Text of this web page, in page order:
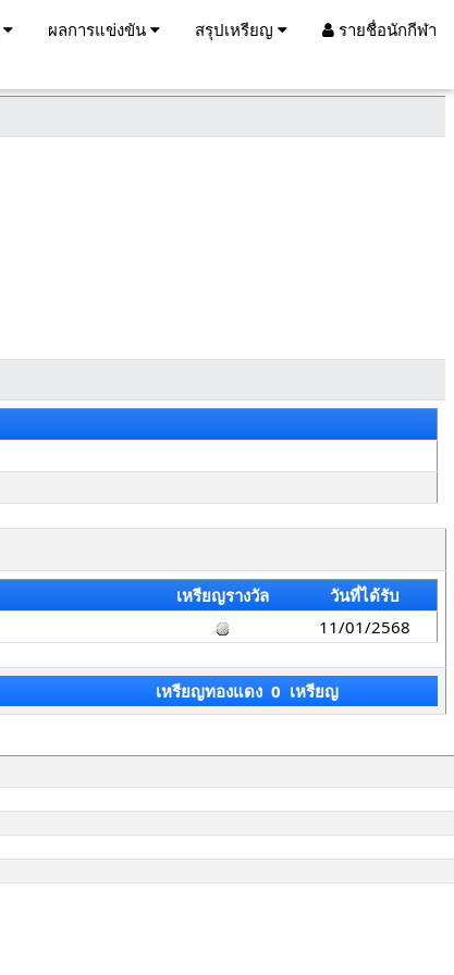
ผลการแข่งขัน สรุปเหรียญ รายชื่อนักกีฬา
เหรียญรางวัล
วันที่ได้รับ
11/01/2568
เหรียญทองแดง 0 เหรียญ